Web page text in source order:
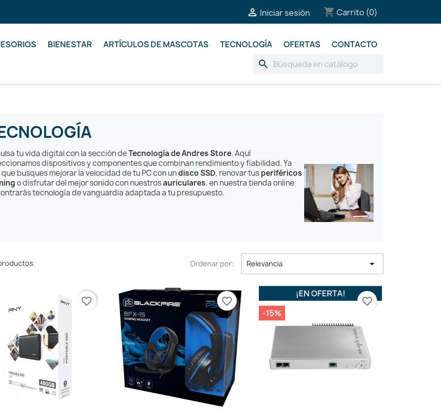
 Iniciar sesión shopping_cart Carrito (0)
BIENESTAR ARTÍCULOS DE MASCOTAS TECNOLOGÍA OFERTAS CONTACTO
search
tu vida digital con la sección deTecnología de Andres Store. Aquí
dispositivos y componentes que combinan rendimiento y fiabilidad. Ya
que busques mejorar la velocidad de tu PC con undisco SSD, renovar tusperiféricos
o disfrutar del mejor sonido con nuestrosauriculares, en nuestra tienda online
tecnología de vanguardia adaptada a tu presupuesto.
Ordenar por: Relevancia 
favorite_border favorite_border
¡EN OFERTA!
-15%
favorite_border